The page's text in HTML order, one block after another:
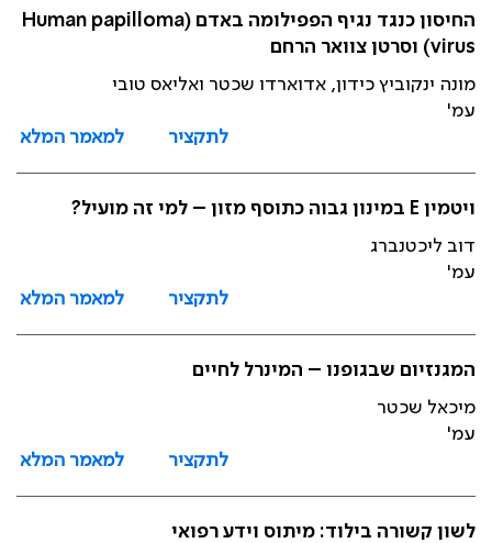
החיסון כנגד נגיף הפפילומה באדם (Human papilloma
virus) וסרטן צוואר הרחם
מונה ינקוביץ כידון, אדוארדו שכטר ואליאס טובי
עמ'
לתקציר
למאמר המלא
ויטמין E במינון גבוה כתוסף מזון – למי זה מועיל?
דוב ליכטנברג
עמ'
לתקציר
למאמר המלא
המגנזיום שבגופנו – המינרל לחיים
מיכאל שכטר
עמ'
לתקציר
למאמר המלא
לשון קשורה בילוד: מיתוס וידע רפואי